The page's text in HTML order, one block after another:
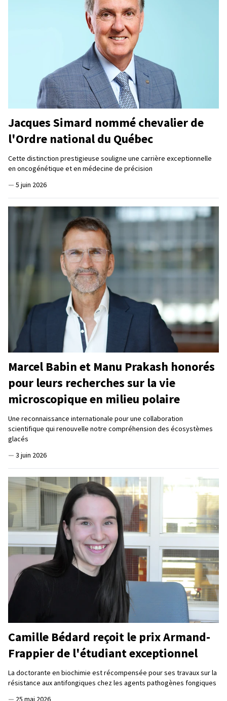
Jacques Simard nommé chevalier de
l'Ordre national du Québec
Cette distinction prestigieuse souligne une carrière exceptionnelle
en oncogénétique et en médecine de précision
— 5 juin 2026
Marcel Babin et Manu Prakash honorés
pour leurs recherches sur la vie
microscopique en milieu polaire
Une reconnaissance internationale pour une collaboration
scientifique qui renouvelle notre compréhension des écosystèmes
glacés
— 3 juin 2026
Camille Bédard reçoit le prix Armand-
Frappier de l'étudiant exceptionnel
La doctorante en biochimie est récompensée pour ses travaux sur la
résistance aux antifongiques chez les agents pathogènes fongiques
— 25 mai 2026